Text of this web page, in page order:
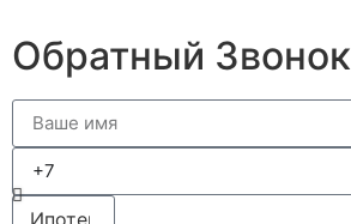
Обратный Звонок